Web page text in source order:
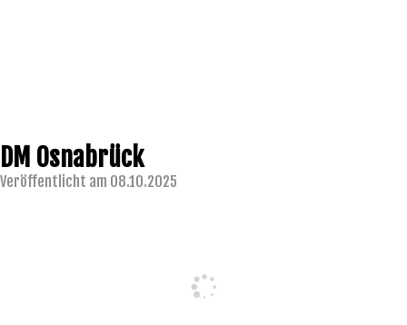
DM Osnabrück
Veröffentlicht am 08.10.2025